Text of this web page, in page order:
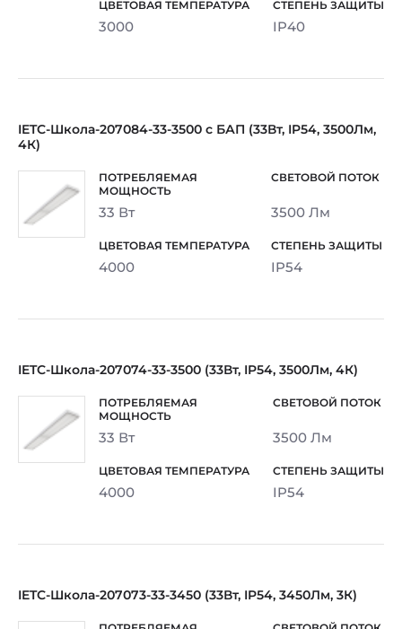
3000 IP40
IETC-Школа-207084-33-3500 c БАП (33Вт, IP54, 3500Лм,
4К)
33 Вт 3500 Лм
4000 IP54
IETC-Школа-207074-33-3500 (33Вт, IP54, 3500Лм, 4К)
33 Вт 3500 Лм
4000 IP54
IETC-Школа-207073-33-3450 (33Вт, IP54, 3450Лм, 3К)